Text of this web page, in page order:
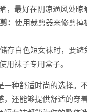
，最好在阴凉通风处晾
：使用裁剪器来修剪掉
存白色短女袜时，要避
用袜子专用盒子。
一种舒适时尚的选择。
，还能够提供舒适的穿